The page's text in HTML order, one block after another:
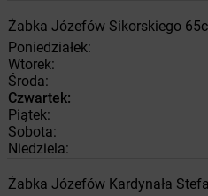
Żabka Józefów Sikorskiego 65c
Poniedziałek:
Wtorek:
Środa:
Czwartek:
Piątek:
Sobota:
Niedziela:
Żabka Józefów Kardynała